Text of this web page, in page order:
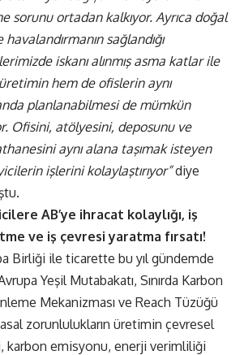
sorunu ortadan kalkıyor. Ayrıca doğal
havalandırmanın sağlandığı
iskanı alınmış asma katlar ile
hem de ofislerin aynı
planlanabilmesi de mümkün
Ofisini, atölyesini, deposunu ve
aynı alana taşımak isteyen
işlerini kolaylaştırıyor”diye
AB’ye ihracat kolaylığı, iş
ve iş çevresi yaratma fırsatı!
Birliği ile ticarette bu yıl gündemde
Yeşil Mutabakatı, Sınırda Karbon
Mekanizması ve Reach Tüzüğü
zorunlulukların üretimin çevresel
karbon emisyonu, enerji verimliliği